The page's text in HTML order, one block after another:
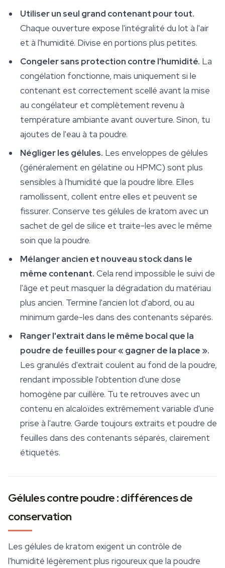
Utiliser un seul grand contenant pour tout.
Chaque ouverture expose l'intégralité du lot à l'air
et à l'humidité. Divise en portions plus petites.
Congeler sans protection contre l'humidité. La
congélation fonctionne, mais uniquement si le
contenant est correctement scellé avant la mise
au congélateur et complètement revenu à
température ambiante avant ouverture. Sinon, tu
ajoutes de l'eau à ta poudre.
Négliger les gélules. Les enveloppes de gélules
(généralement en gélatine ou HPMC) sont plus
sensibles à l'humidité que la poudre libre. Elles
ramollissent, collent entre elles et peuvent se
fissurer. Conserve tes gélules de kratom avec un
sachet de gel de silice et traite-les avec le même
soin que la poudre.
Mélanger ancien et nouveau stock dans le
même contenant. Cela rend impossible le suivi de
l'âge et peut masquer la dégradation du matériau
plus ancien. Termine l'ancien lot d'abord, ou au
minimum garde-les dans des contenants séparés.
Ranger l'extrait dans le même bocal que la
poudre de feuilles pour « gagner de la place ».
Les granulés d'extrait coulent au fond de la poudre,
rendant impossible l'obtention d'une dose
homogène par cuillère. Tu te retrouves avec un
contenu en alcaloïdes extrêmement variable d'une
prise à l'autre. Garde toujours extraits et poudre de
feuilles dans des contenants séparés, clairement
étiquetés.
Gélules contre poudre : différences de
conservation
Les gélules de kratom exigent un contrôle de
l'humidité légèrement plus rigoureux que la poudre